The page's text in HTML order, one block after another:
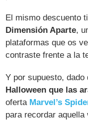
El mismo descuento
Dimensión Aparte,
plataformas que os
contraste frente a la
Y por supuesto, dado
Halloween que las
oferta Marvel’s
para recordar